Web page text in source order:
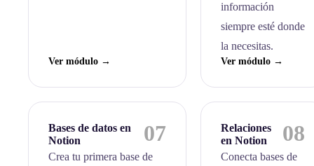
Ver módulo →
información
siempre esté donde
la necesitas.
Ver módulo →
Bases de datos en
Notion
07
Crea tu primera base de
Relaciones
en Notion
08
Conecta bases de